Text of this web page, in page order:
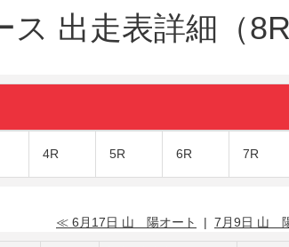
出走表詳細（
4R 5R 6R 7R
≪ 6月17日 山 陽オート | 7月9日 山